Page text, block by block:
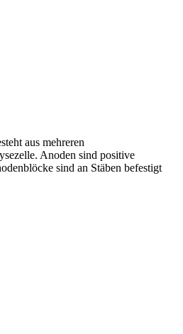
aus mehreren
Anoden sind positive
sind an Stäben befestigt